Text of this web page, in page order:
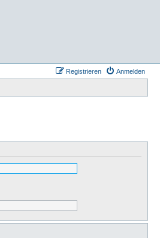
Anmelden
Registrieren